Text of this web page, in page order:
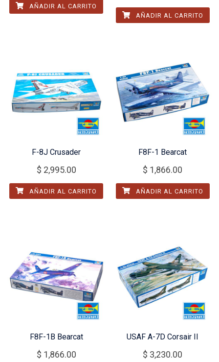
AÑADIR AL CARRITO
AÑADIR AL CARRITO
F-8J Crusader
$ 2,995.00
AÑADIR AL CARRITO
F8F-1 Bearcat
$ 1,866.00
AÑADIR AL CARRITO
F8F-1B Bearcat
$ 1,866.00
USAF A-7D Corsair II
$ 3,230.00